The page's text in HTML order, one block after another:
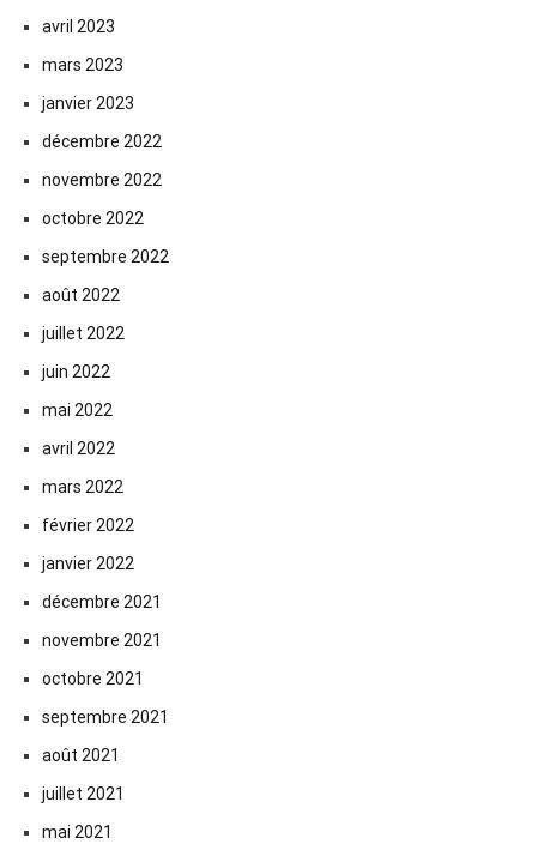
avril 2023
mars 2023
janvier 2023
décembre 2022
novembre 2022
octobre 2022
septembre 2022
août 2022
juillet 2022
juin 2022
mai 2022
avril 2022
mars 2022
février 2022
janvier 2022
décembre 2021
novembre 2021
octobre 2021
septembre 2021
août 2021
juillet 2021
mai 2021